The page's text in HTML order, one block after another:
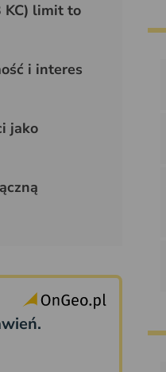
KC) limit to
i interes
jako